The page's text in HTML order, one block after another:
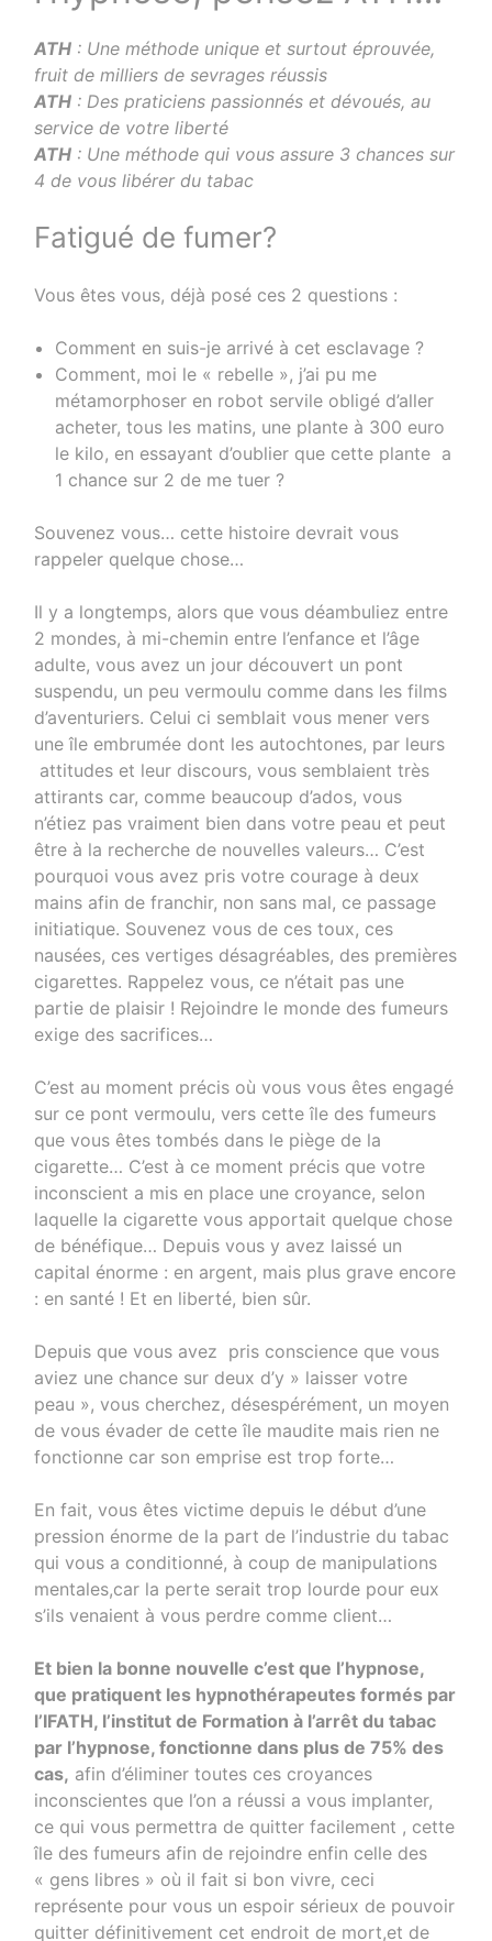
ATH : Une méthode unique et surtout éprouvée,
fruit de milliers de sevrages réussis
ATH : Des praticiens passionnés et dévoués, au
service de votre liberté
ATH : Une méthode qui vous assure 3 chances sur
4 de vous libérer du tabac
Fatigué de fumer?
Vous êtes vous, déjà posé ces 2 questions :
Comment en suis-je arrivé à cet esclavage ?
Comment, moi le « rebelle », j’ai pu me
métamorphoser en robot servile obligé d’aller
acheter, tous les matins, une plante à 300 euro
le kilo, en essayant d’oublier que cette plante a
1 chance sur 2 de me tuer ?
Souvenez vous… cette histoire devrait vous
rappeler quelque chose…
Il y a longtemps, alors que vous déambuliez entre
2 mondes, à mi-chemin entre l’enfance et l’âge
adulte, vous avez un jour découvert un pont
suspendu, un peu vermoulu comme dans les films
d’aventuriers. Celui ci semblait vous mener vers
une île embrumée dont les autochtones, par leurs
attitudes et leur discours, vous semblaient très
attirants car, comme beaucoup d’ados, vous
n’étiez pas vraiment bien dans votre peau et peut
être à la recherche de nouvelles valeurs… C’est
pourquoi vous avez pris votre courage à deux
mains afin de franchir, non sans mal, ce passage
initiatique. Souvenez vous de ces toux, ces
nausées, ces vertiges désagréables, des premières
cigarettes. Rappelez vous, ce n’était pas une
partie de plaisir ! Rejoindre le monde des fumeurs
exige des sacrifices…
C’est au moment précis où vous vous êtes engagé
sur ce pont vermoulu, vers cette île des fumeurs
que vous êtes tombés dans le piège de la
cigarette… C’est à ce moment précis que votre
inconscient a mis en place une croyance, selon
laquelle la cigarette vous apportait quelque chose
de bénéfique… Depuis vous y avez laissé un
capital énorme : en argent, mais plus grave encore
: en santé ! Et en liberté, bien sûr.
Depuis que vous avez pris conscience que vous
aviez une chance sur deux d’y » laisser votre
peau », vous cherchez, désespérément, un moyen
de vous évader de cette île maudite mais rien ne
fonctionne car son emprise est trop forte…
En fait, vous êtes victime depuis le début d’une
pression énorme de la part de l’industrie du tabac
qui vous a conditionné, à coup de manipulations
mentales,car la perte serait trop lourde pour eux
s’ils venaient à vous perdre comme client…
Et bien la bonne nouvelle c’est que l’hypnose,
que pratiquent les hypnothérapeutes formés par
l’IFATH, l’institut de Formation à l’arrêt du tabac
par l’hypnose, fonctionne dans plus de 75% des
cas, afin d’éliminer toutes ces croyances
inconscientes que l’on a réussi a vous implanter,
ce qui vous permettra de quitter facilement , cette
île des fumeurs afin de rejoindre enfin celle des
« gens libres » où il fait si bon vivre, ceci
représente pour vous un espoir sérieux de pouvoir
quitter définitivement cet endroit de mort,et de